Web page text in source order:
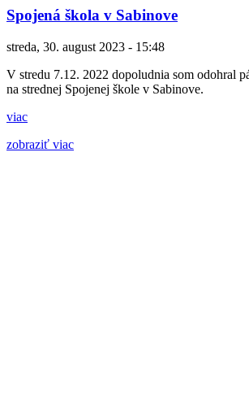
Spojená škola v Sabinove
streda, 30. august 2023 - 15:48
V stredu 7.12. 2022 dopoludnia som odohral
na strednej Spojenej škole v Sabinove.
viac
zobraziť viac